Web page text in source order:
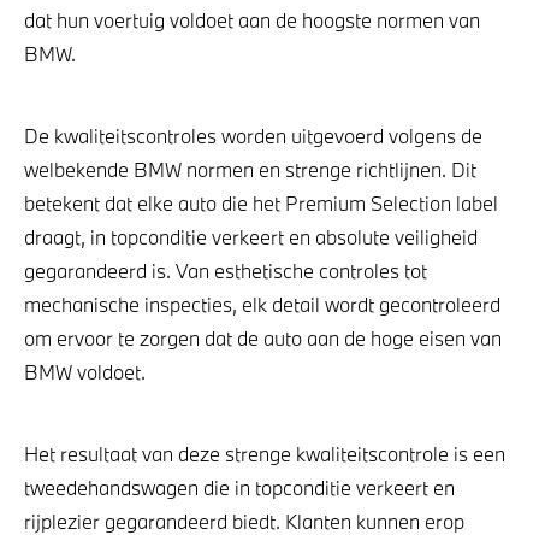
dat hun voertuig voldoet aan de hoogste normen van
BMW.
De kwaliteitscontroles worden uitgevoerd volgens de
welbekende BMW normen en strenge richtlijnen. Dit
betekent dat elke auto die het Premium Selection label
draagt, in topconditie verkeert en absolute veiligheid
gegarandeerd is. Van esthetische controles tot
mechanische inspecties, elk detail wordt gecontroleerd
om ervoor te zorgen dat de auto aan de hoge eisen van
BMW voldoet.
Het resultaat van deze strenge kwaliteitscontrole is een
tweedehandswagen die in topconditie verkeert en
rijplezier gegarandeerd biedt. Klanten kunnen erop